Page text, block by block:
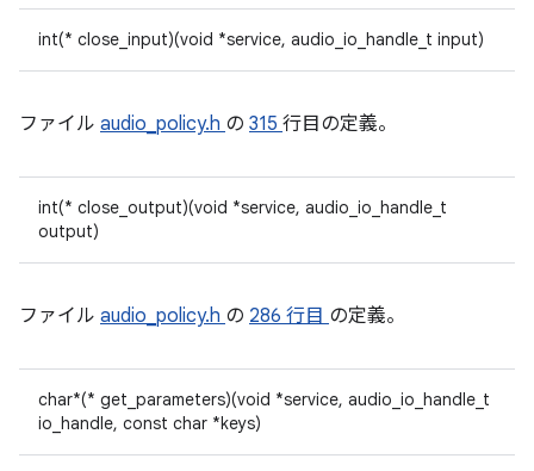
int(* close_input)(void *service, audio_io_handle_t input)
ファイル audio_policy.h の 315 行目の定義。
int(* close_output)(void *service, audio_io_handle_t
output)
ファイル audio_policy.h の 286 行目 の定義。
char*(* get_parameters)(void *service, audio_io_handle_t
io_handle, const char *keys)